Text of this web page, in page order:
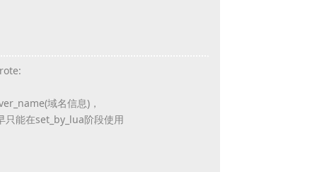
域名信息)，
能在set_by_lua阶段使用